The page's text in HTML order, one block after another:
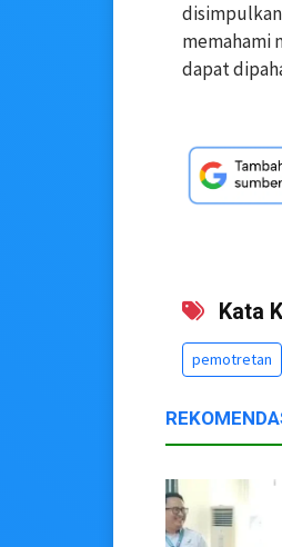
disimpulkan
memahami
dapat
Kata
pemotretan